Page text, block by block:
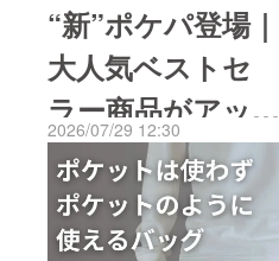
“新”ポケパ登場｜
大人気ベストセ
ラー商品がアップ
グレード
2026/07/29 12:30